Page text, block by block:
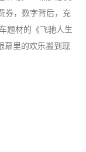
券，数字背后，充
题材的《飞驰人生
幕里的欢乐搬到现